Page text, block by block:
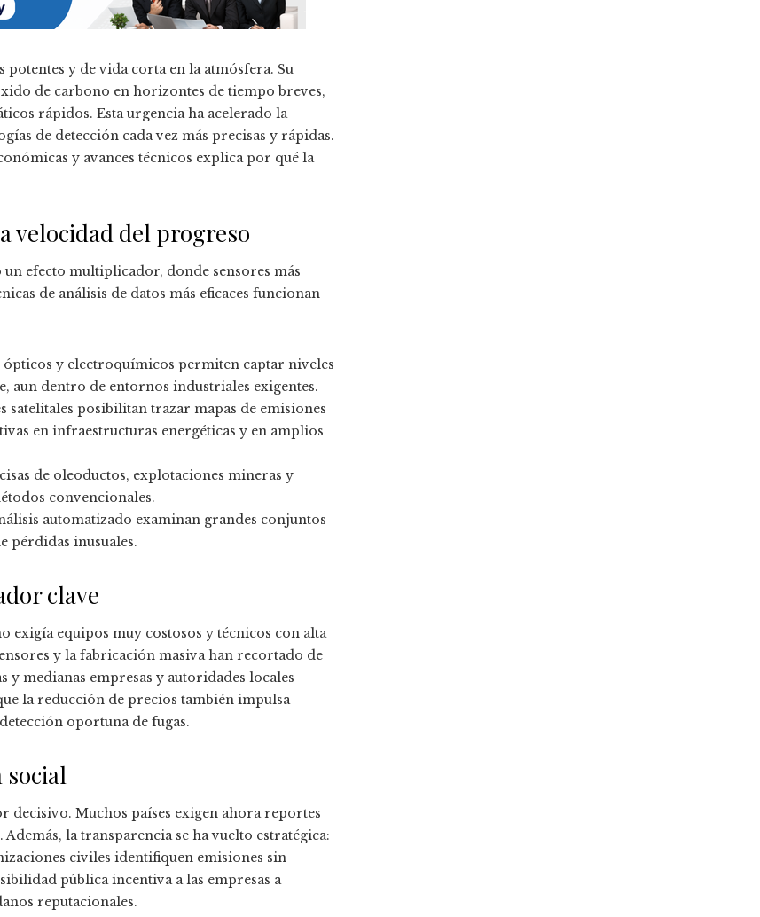
potentes y de vida corta en la atmósfera. Su
de carbono en horizontes de tiempo breves,
rápidos. Esta urgencia ha acelerado la
de detección cada vez más precisas y rápidas.
y avances técnicos explica por qué la
velocidad del progreso
efecto multiplicador, donde sensores más
de análisis de datos más eficaces funcionan
ópticos y electroquímicos permiten captar niveles
aun dentro de entornos industriales exigentes.
satelitales posibilitan trazar mapas de emisiones
en infraestructuras energéticas y en amplios
de oleoductos, explotaciones mineras y
convencionales.
automatizado examinan grandes conjuntos
pérdidas inusuales.
clave
exigía equipos muy costosos y técnicos con alta
y la fabricación masiva han recortado de
y medianas empresas y autoridades locales
la reducción de precios también impulsa
oportuna de fugas.
decisivo. Muchos países exigen ahora reportes
la transparencia se ha vuelto estratégica:
civiles identifiquen emisiones sin
pública incentiva a las empresas a
reputacionales.